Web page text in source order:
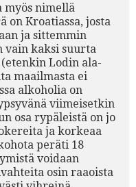
myös nimellä
on Kroatiassa, josta
ja sittemmin
vain kaksi suurta
Lodin ala-
maailmasta ei
alkoholia on
viimeisetkin
osa rypäleistä on jo
ja korkeaa
peräti 18
voidaan
osin raaoista